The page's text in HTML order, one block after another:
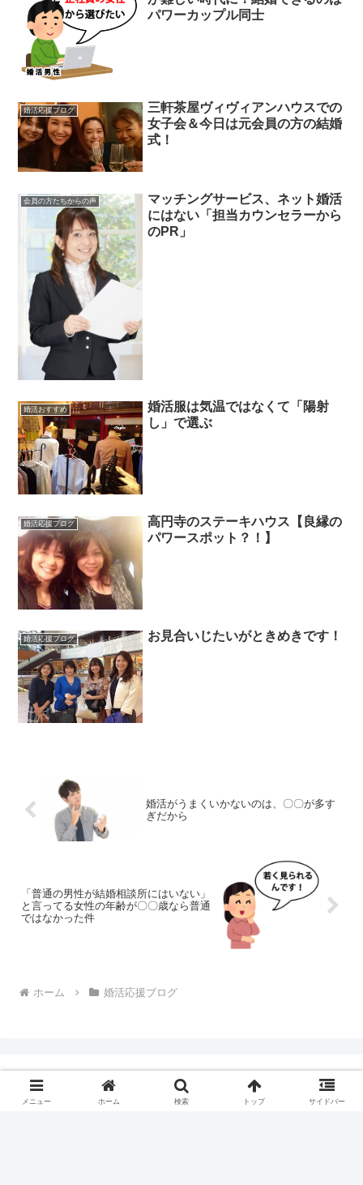
パワーカップル同士
婚活応援ブログ
三軒茶屋ヴィヴィアンハウスでの
女子会＆今日は元会員の方の結婚
式！
会員の方たちからの声
マッチングサービス、ネット婚活
にはない「担当カウンセラーから
のPR」
婚活おすすめ
婚活服は気温ではなくて「陽射
し」で選ぶ
婚活応援ブログ
高円寺のステーキハウス【良縁の
パワースポット？！】
婚活応援ブログ お見合いじたいがときめきです！
婚活がうまくいかないのは、〇〇が多す
ぎだから
「普通の男性が結婚相談所にはいない」
と言ってる女性の年齢が〇〇歳なら普通
ではなかった件
ホーム 婚活応援ブログ
メニュー ホーム 検索 トップ サイドバー